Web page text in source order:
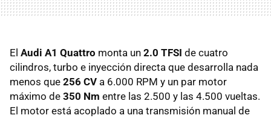
El Audi A1 Quattro monta un 2.0 TFSI de cuatro
cilindros, turbo e inyección directa que desarrolla nada
menos que 256 CV a 6.000 RPM y un par motor
máximo de 350 Nm entre las 2.500 y las 4.500 vueltas.
El motor está acoplado a una transmisión manual de